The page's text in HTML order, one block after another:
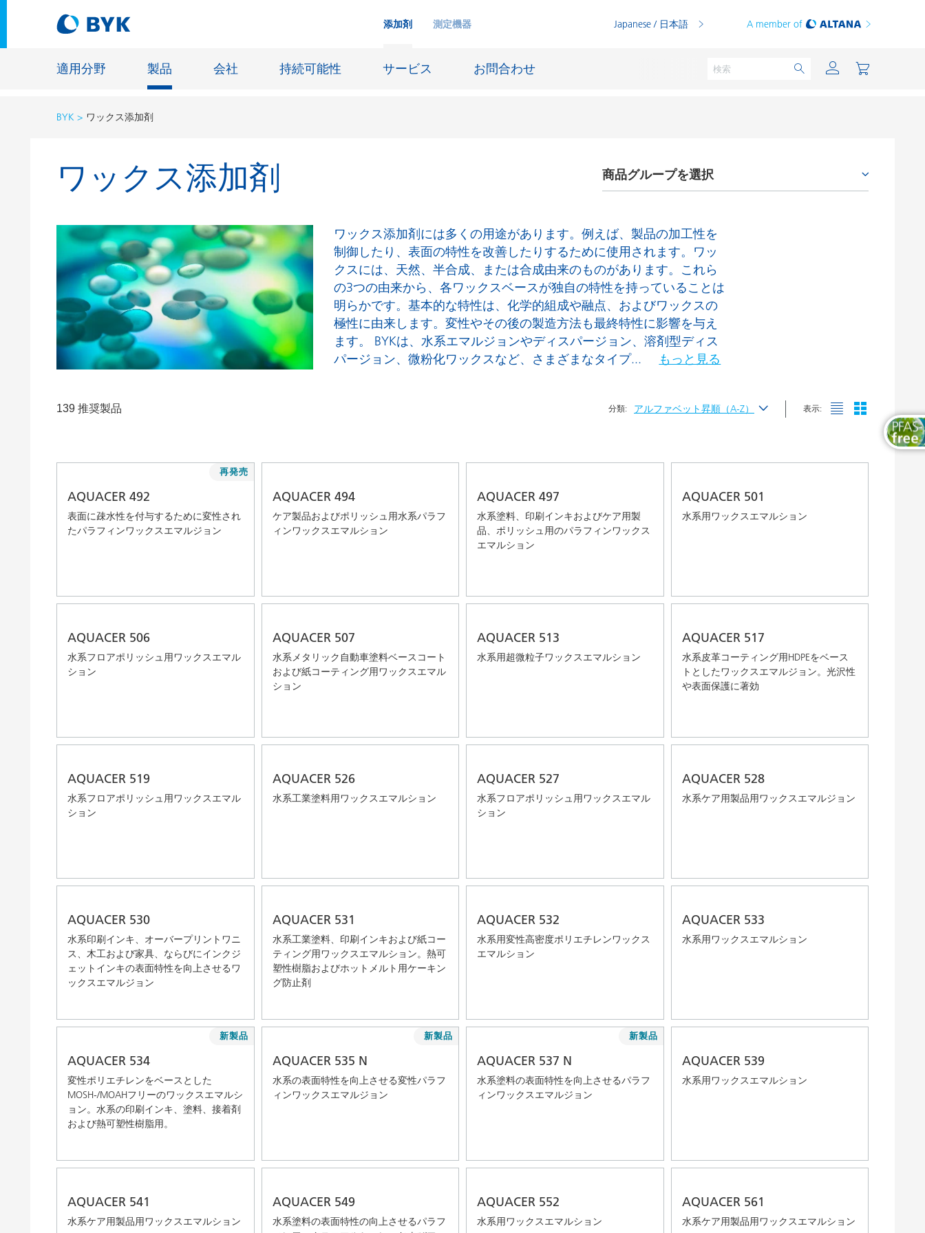
添加剤 測定機器 Japanese / 日本語 A member of
適用分野 製品 会社 持続可能性 サービス お問合わせ
適用分野別の推奨製品
適用分野別の推奨製品
自動車・車両用塗料
自動車補修塗料
缶コーティング
粘土（活性白土）触媒
コイルコーティング
建設材料
エネルギー貯蔵
床用塗料
鋳造および耐火
一般工業用塗料
ホームケアおよび業務・工業用洗浄剤
防食および船舶塗料
オイル&ガス分野
紙コーティング
パーソナルケア
粉体塗料
PVCプラスチゾル
熱可塑性プラスチック
熱硬化性プラスチック
木工および家具用塗料
BYK ワックス添加剤
ワックス添加剤 商品グループを選択
レオロジー剤
ワックス添加剤
密着性付与剤およびカップリング剤
消泡剤および脱泡剤
湿潤分散剤
ワックス添加剤には多くの用途があります。例えば、製品の加工性を
制御したり、表面の特性を改善したりするために使用されます。ワッ
クスには、天然、半合成、または合成由来のものがあります。これら
の3つの由来から、各ワックスベースが独自の特性を持っていることは
明らかです。基本的な特性は、化学的組成や融点、およびワックスの
極性に由来します。変性やその後の製造方法も最終特性に影響を与え
ます。 BYKは、水系エマルジョンやディスパージョン、溶剤型ディス
パージョン、微粉化ワックスなど、さまざまなタイプ... もっと見る
139 推奨製品 分類: アルファベット昇順（A-Z） 表示:
AQUACER 492
表面に疎水性を付与するために変性され
たパラフィンワックスエマルジョン
再発売
AQUACER 494
ケア製品およびポリッシュ用水系パラフ
ィンワックスエマルション
AQUACER 497
水系塗料、印刷インキおよびケア用製
品、ポリッシュ用のパラフィンワックス
エマルション
AQUACER 501
水系用ワックスエマルション
AQUACER 506
水系フロアポリッシュ用ワックスエマル
ション
AQUACER 507
水系メタリック自動車塗料ベースコート
および紙コーティング用ワックスエマル
ション
AQUACER 513
水系用超微粒子ワックスエマルション
AQUACER 517
水系皮革コーティング用HDPEをベース
トとしたワックスエマルジョン。光沢性
や表面保護に著効
AQUACER 519
水系フロアポリッシュ用ワックスエマル
ション
AQUACER 526
水系工業塗料用ワックスエマルション
AQUACER 527
水系フロアポリッシュ用ワックスエマル
ション
AQUACER 528
水系ケア用製品用ワックスエマルジョン
AQUACER 530
水系印刷インキ、オーバープリントワニ
ス、木工および家具、ならびにインクジ
ェットインキの表面特性を向上させるワ
ックスエマルジョン
AQUACER 531
水系工業塗料、印刷インキおよび紙コー
ティング用ワックスエマルション。熱可
塑性樹脂およびホットメルト用ケーキン
グ防止剤
AQUACER 532
水系用変性高密度ポリエチレンワックス
エマルション
AQUACER 533
水系用ワックスエマルション
AQUACER 534
変性ポリエチレンをベースとした
MOSH-/MOAHフリーのワックスエマルシ
ョン。水系の印刷インキ、塗料、接着剤
および熱可塑性樹脂用。
新製品
AQUACER 535 N
水系の表面特性を向上させる変性パラフ
ィンワックスエマルジョン
新製品
AQUACER 537 N
水系塗料の表面特性を向上させるパラフ
ィンワックスエマルジョン
新製品
AQUACER 539
水系用ワックスエマルション
AQUACER 541
水系ケア用製品用ワックスエマルション
AQUACER 549
水系塗料の表面特性の向上させるパラフ
AQUACER 552
水系用ワックスエマルション
AQUACER 561
水系ケア用製品用ワックスエマルション